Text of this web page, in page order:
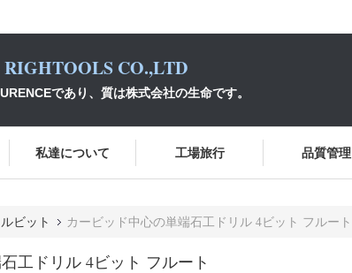
RIGHTOOLS CO.,LTD
であり、質は株式会社の生命です。
私達について 工場旅行 品質管理
ビット カービッド中心の単端石工ドリル 4ビット フルート
工ドリル 4ビット フルート